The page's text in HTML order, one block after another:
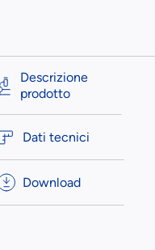
Descrizione
prodotto
Dati tecnici
Download